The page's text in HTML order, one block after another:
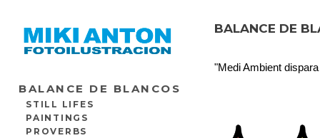
BALANCE DE BLANCOS
STILL LIFES
PAINTINGS
PROVERBS
BALANCE DE
"Medi Ambient